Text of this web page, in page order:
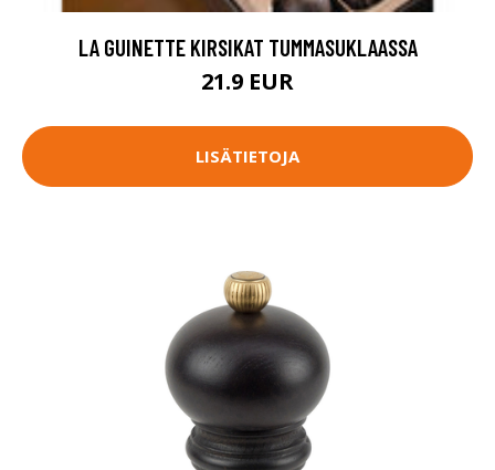
LA GUINETTE KIRSIKAT TUMMASUKLAASSA
21.9 EUR
LISÄTIETOJA